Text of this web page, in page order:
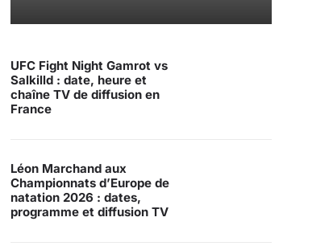
UFC Fight Night Gamrot vs
Salkilld : date, heure et
chaîne TV de diffusion en
France
Léon Marchand aux
Championnats d’Europe de
natation 2026 : dates,
programme et diffusion TV